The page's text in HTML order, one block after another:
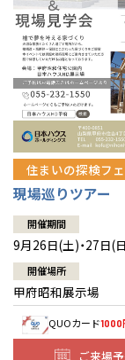
住まいの探検フ
現場巡りツアー
開催期間
9月26日(土)・27日(
開催場所
甲府昭和展示場
QUOカード1000
ご来場